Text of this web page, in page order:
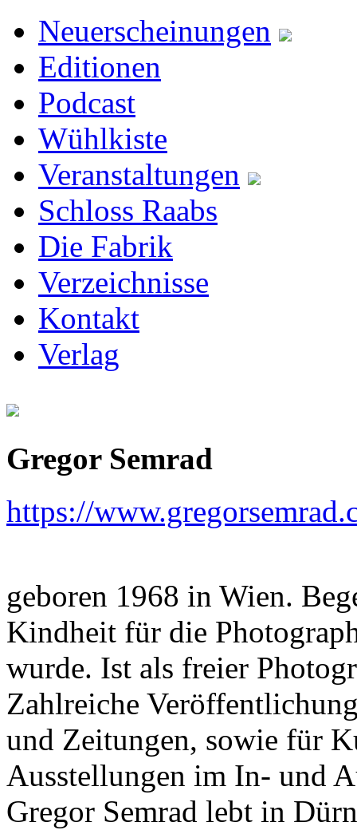
Neuerscheinungen
Editionen
Podcast
Wühlkiste
Veranstaltungen
Schloss Raabs
Die Fabrik
Verzeichnisse
Kontakt
Verlag
Gregor Semrad
https://
geboren 1968 in Wien.
Kindheit für die
wurde. Ist als freier
Zahlreiche
und Zeitungen, sowie für
Ausstellungen im In- und
Gregor Semrad lebt in